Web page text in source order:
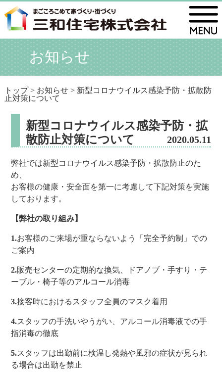
お知らせ
トップ> お知らせ> 新型コロナウイルス感染予防・拡散防
止対策について
新型コロナウイルス感染予防・拡
散防止対策について
2020.05.11
弊社では新型コロナウイルス感染予防・拡散防止のた
め、
お客様の健康・安全面を第一に考慮して下記対策を実施
しております。
【弊社の取り組み】
1.お客様のご来場が重ならないよう「完全予約制」での
ご案内
2.販売センターの定期的な換気、ドアノブ・手すり・テ
ーブル・椅子等のアルコール消毒
3.接客時におけるスタッフ全員のマスク着用
4.スタッフの手洗いやうがい、アルコール消毒液での手
指消毒の徹底
5.スタッフは出勤前に検温し発熱や風邪の症状が見られ
る場合は出勤を禁止